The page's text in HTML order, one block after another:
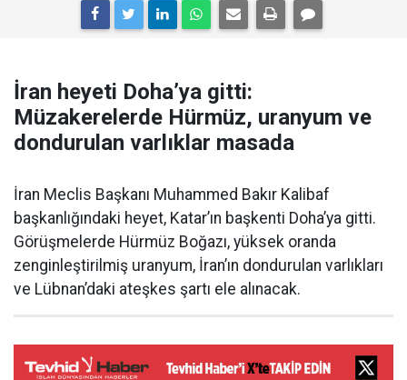
İran heyeti Doha’ya gitti:
Müzakerelerde Hürmüz, uranyum ve
dondurulan varlıklar masada
İran Meclis Başkanı Muhammed Bakır Kalibaf
başkanlığındaki heyet, Katar’ın başkenti Doha’ya gitti.
Görüşmelerde Hürmüz Boğazı, yüksek oranda
zenginleştirilmiş uranyum, İran’ın dondurulan varlıkları
ve Lübnan’daki ateşkes şartı ele alınacak.